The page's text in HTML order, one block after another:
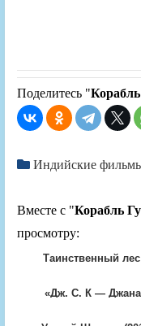
Поделитесь "
Индийские
Вместе с "Корабль
просмотру:
Таинственный
«Дж. С. К —